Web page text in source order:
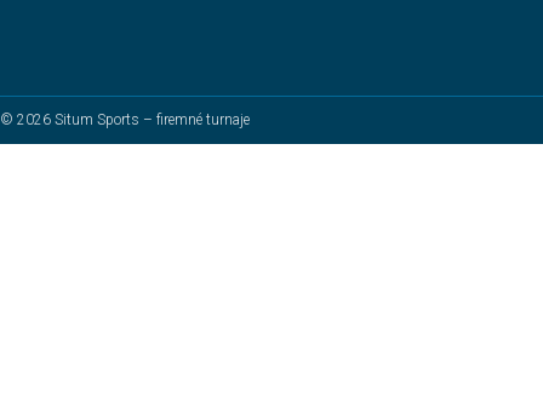
© 2026 Situm Sports – firemné turnaje